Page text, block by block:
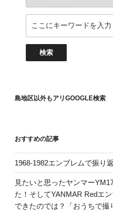
島地区以外もアリGOOGLE検索
おすすめの記事
1968-1982エンブレムで振り
見たいと思ったヤンマー
た！そしてYANMAR Redエ
できたのでは？「おうちで撮